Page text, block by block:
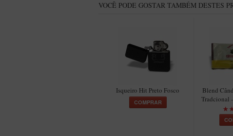
VOCÊ PODE GOSTAR TAMBÉM DESTES
Isqueiro Hit Preto Fosco
COMPRAR
Blend
Tradcional